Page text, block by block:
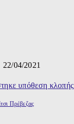
22/04/2021
Πρέβεζας